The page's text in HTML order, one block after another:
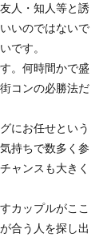
人・知人等と誘
いのではないで
です。
。何時間かで盛
コンの必勝法だ
にお任せという
持ちで数多く参
ャンスも大きく
カップルがここ
合う人を探し出